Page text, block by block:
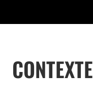
CONTEXTE